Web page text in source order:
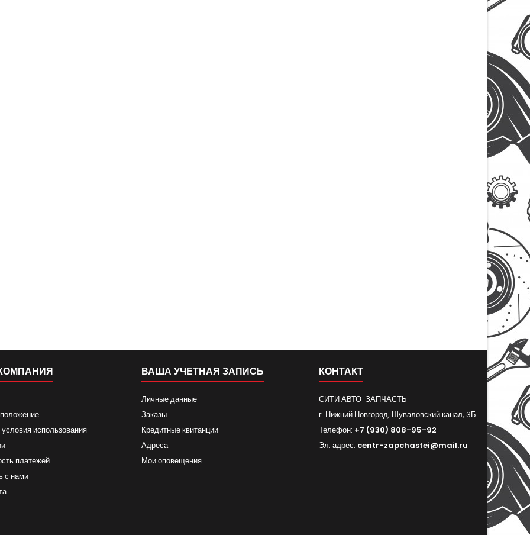
использования
платежей
с нами
ВАША УЧЕТНАЯ ЗАПИСЬ
Личные данные
Заказы
Кредитные квитанции
Адреса
Мои оповещения
КОНТАКТ
СИТИ АВТО-ЗАПЧАСТЬ
г. Нижний Новгород, Шуваловский канал, 3Б
Телефон: +7 (930) 808-95-92
Эл. адрес: centr-zapchastei@mail.ru